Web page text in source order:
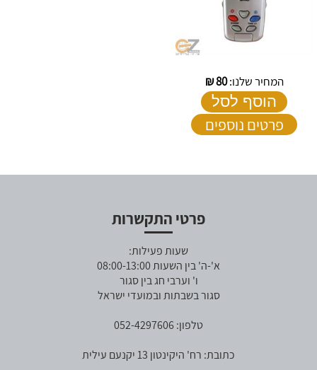
המחיר שלנו:80
₪
הוסף לסל
פרטים נוספים
פרטי התקשרות
שעות פעילות:
א'-ה' בין השעות 08:00-13:00
ו' וערבי חג בין סגור
סגור בשבתות ובמועדי ישראל
טלפון: 052-4297606
כתובת: רח' היקינטון 13 יקנעם עילית